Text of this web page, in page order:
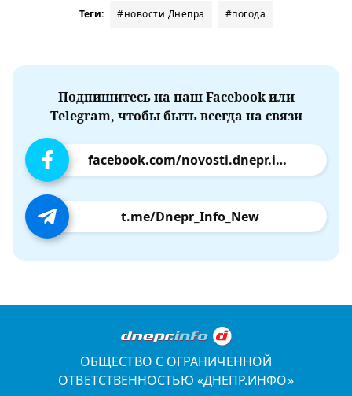
Теги: #новости Днепра #погода
Подпишитесь на наш Facebook или
Telegram, чтобы быть всегда на связи
facebook.com/novosti.dnepr.info
t.me/Dnepr_Info_New
ОБЩЕСТВО С ОГРАНИЧЕННОЙ
ОТВЕТСТВЕННОСТЬЮ «ДНЕПР.ИНФО»